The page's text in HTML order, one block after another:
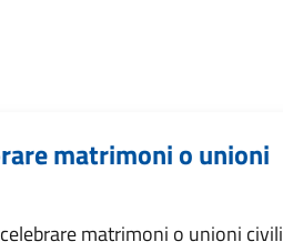
matrimoni o unioni
matrimoni o unioni civili